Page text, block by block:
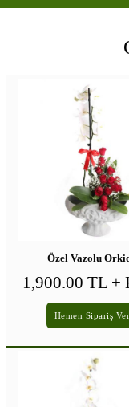
Özel Vazolu
1,900.00 TL +
Hemen Sipariş Ver